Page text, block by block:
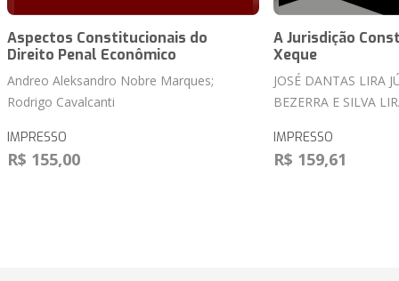
Aspectos Constitucionais do
Direito Penal Econômico
Andreo Aleksandro Nobre Marques;
Rodrigo Cavalcanti
IMPRESSO
R$ 155,00
A Jurisdição
Xeque
JOSÉ DANTAS LIRA
BEZERRA E SILVA
IMPRESSO
R$ 159,61